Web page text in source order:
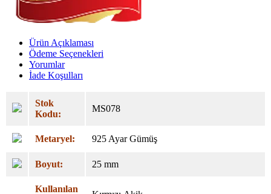
Ürün Açıklaması
Ödeme Seçenekleri
Yorumlar
İade Koşulları
Stok
Kodu:
MS078
Metaryel: 925 Ayar Gümüş
Boyut: 25 mm
Kullanılan